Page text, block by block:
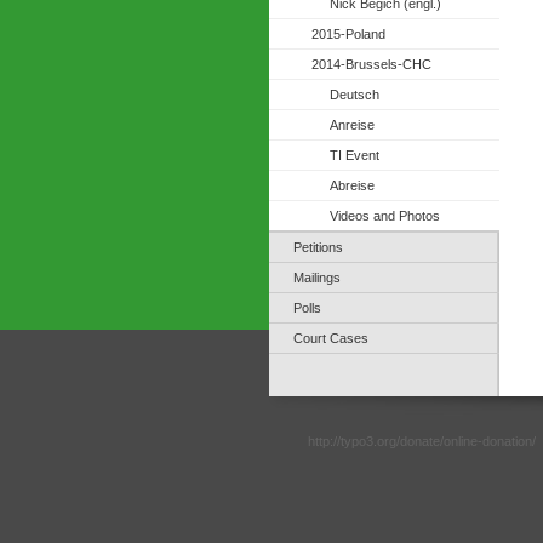
Nick Begich (engl.)
2015-Poland
2014-Brussels-CHC
Deutsch
Anreise
TI Event
Abreise
Videos and Photos
Petitions
Mailings
Polls
Court Cases
http://typo3.org/donate/online-donation/